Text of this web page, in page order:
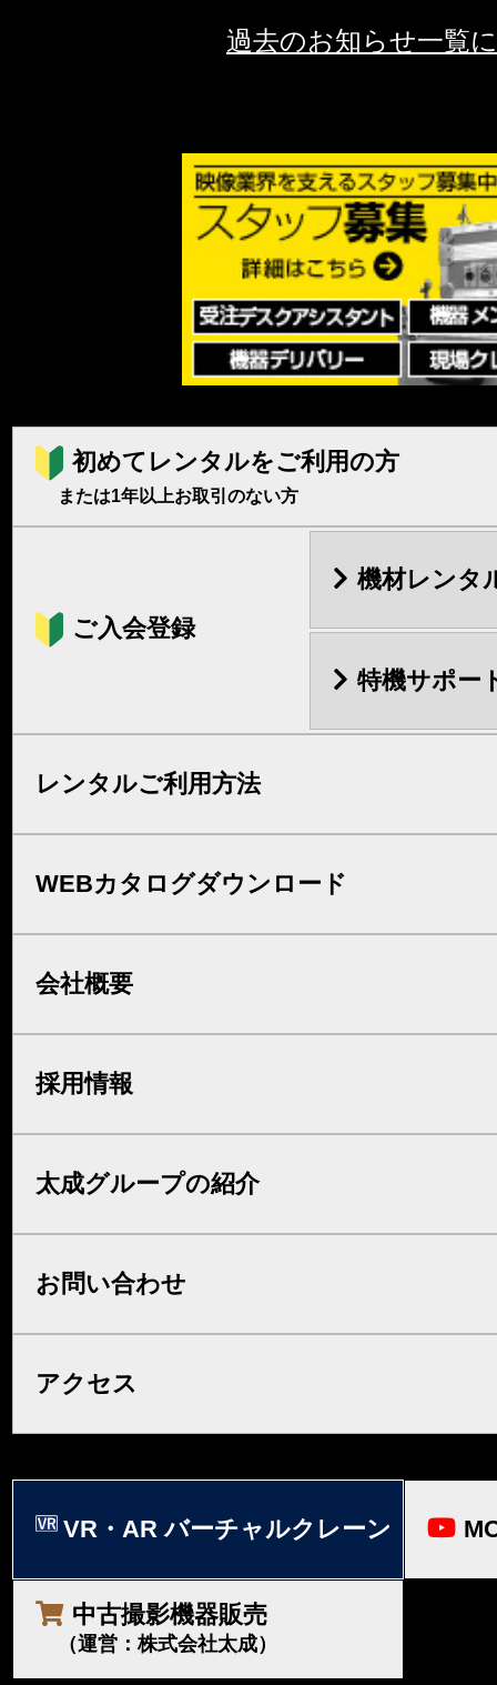
過去のお知らせ一覧
初めてレンタルをご利用の方
または1年以上お取引のない方
ご入会登録
機材レンタ
特機サポー
レンタルご利用方法
WEBカタログダウンロード
会社概要
採用情報
太成グループの紹介
お問い合わせ
アクセス
VR・AR バーチャルクレーン
中古撮影機器販売
（運営：株式会社太成）